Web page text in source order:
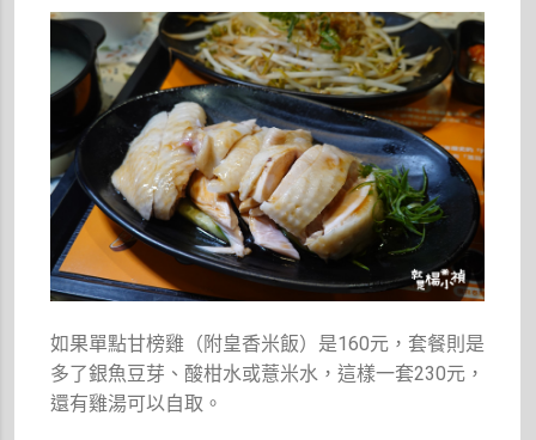
如果單點甘榜雞（附皇香米飯）是160元，套餐則是
多了銀魚豆芽、酸柑水或薏米水，這樣一套230元，
還有雞湯可以自取。